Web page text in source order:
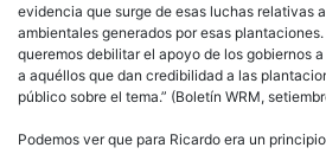
evidencia que surge de esas luchas relativas
ambientales generados por esas
queremos debilitar el apoyo de los gobiernos
a aquéllos que dan credibilidad a las
público sobre el tema.” (Boletín WRM,
Podemos ver que para Ricardo era un